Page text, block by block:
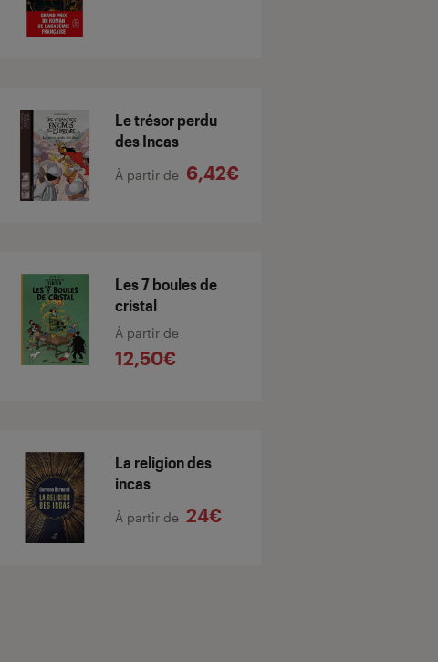
Le trésor perdu
des Incas
À partir de 6,42€
Les 7 boules de
cristal
À partir de
12,50€
La religion des
incas
À partir de 24€